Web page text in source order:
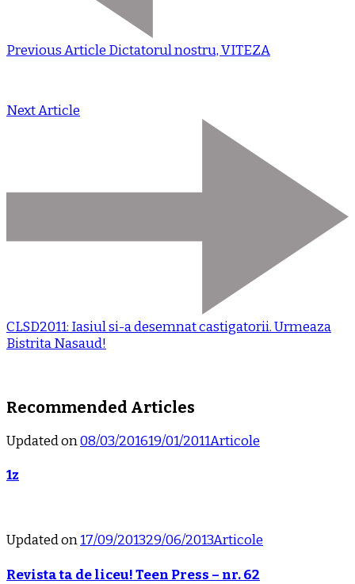
Previous Article Dictatorul nostru, VITEZA
Next Article
CLSD2011: Iasiul si-a desemnat castigatorii. Urmeaza
Bistrita Nasaud!
Recommended Articles
Updated on08/03/201619/01/2011Articole
1z
Updated on17/09/201329/06/2013Articole
Revista ta de liceu! Teen Press – nr. 62